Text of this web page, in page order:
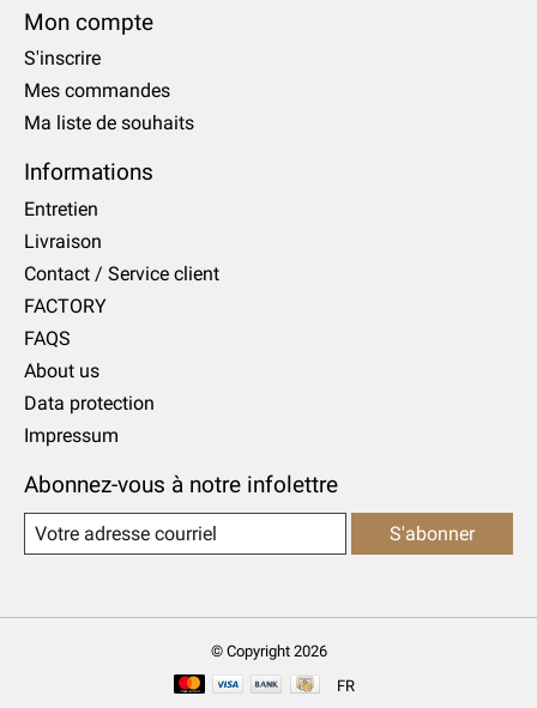
Mon compte
S'inscrire
Mes commandes
Ma liste de souhaits
Informations
Entretien
Livraison
Contact / Service client
FACTORY
FAQS
About us
Data protection
Impressum
Abonnez-vous à notre infolettre
S'abonner
© Copyright 2026
FR